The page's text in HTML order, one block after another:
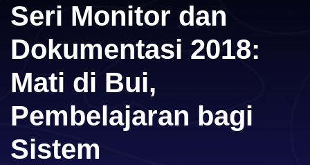
Seri Monitor dan
Dokumentasi 2018:
Mati di Bui,
Pembelajaran bagi
Sistem